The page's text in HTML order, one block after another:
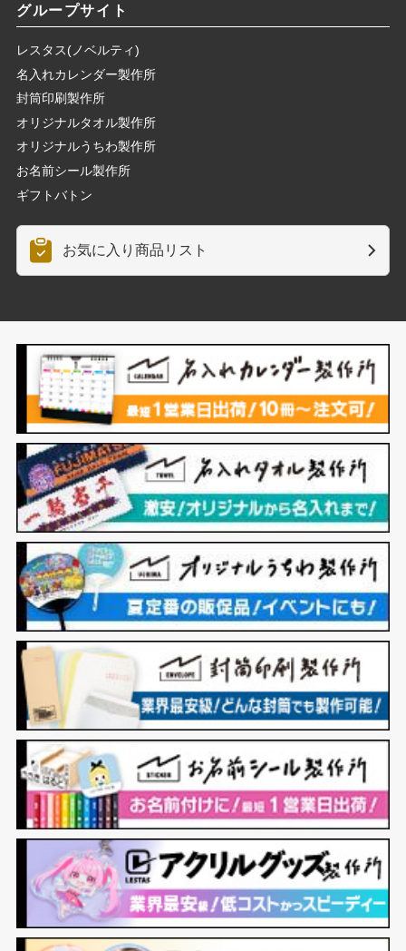
2026年8月9日12:14
1,800円のご注文をいただきました。
2026年8月9日12:11
2026年8月9日12:08
1,750円のご注文をいただきました。
2026年8月9日12:07
2,625円のご注文をいただきました。
1,750円のご注文をいただきました。
2026年8月9日12:04
1,750円のご注文をいただきました。
2026年8月9日12:04
1,750円のご注文をいただきました。
2026年8月9日12:01
2,625円のご注文をいただきました。
2026年8月9日12:00
2,400円のご注文をいただきました。
2026年8月9日11:59
1,750円のご注文をいただきました。
2026年8月9日11:58
1,580円のご注文をいただきました。
2026年8月9日11:53
3,149円のご注文をいただきました。
2026年8月9日11:50
1,200円のご注文をいただきました。
2026年8月9日11:48
グループサイト
レスタス(ノベルティ)
名入れカレンダー製作所
封筒印刷製作所
オリジナルタオル製作所
オリジナルうちわ製作所
お名前シール製作所
ギフトバトン
お気に入り商品リスト